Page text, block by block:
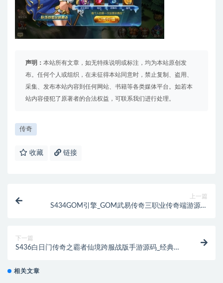
声明： 本站所有文章，如无特殊说明或标注，均为本站原创发
布。任何个人或组织，在未征得本站同意时，禁止复制、盗用、
采集、发布本站内容到任何网站、书籍等各类媒体平台。如若本
站内容侵犯了原著者的合法权益，可联系我们进行处理。
传奇
收藏 链接
上一篇
S434GOM引擎_GOM武易传奇三职业传奇端游源码
下一篇
S436白日门传奇之霸者仙境跨服战版手游源码_经典三
相关文章